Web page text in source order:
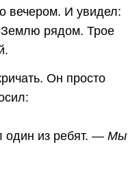
вечером. И увидел:
Землю рядом. Трое
Он просто
один из ребят. — Мы